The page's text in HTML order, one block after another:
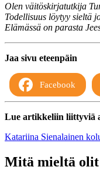
Olen väitöskirjatutkija
Todellisuus löytyy sieltä
Elämässä on parasta
Jaa sivu eteenpäin
Facebook
Lue artikkeliin liittyviä
Katariina Sienalainen
Mitä mieltä